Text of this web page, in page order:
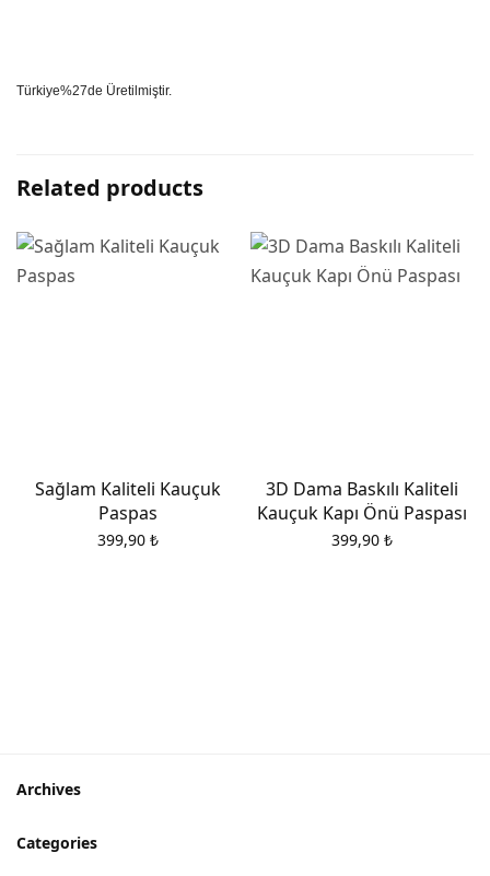
Türkiye%27de Üretilmiştir.
Related products
Sağlam Kaliteli Kauçuk
Paspas
399,90 ₺
3D Dama Baskılı Kaliteli
Kauçuk Kapı Önü Paspası
399,90 ₺
Archives
Categories